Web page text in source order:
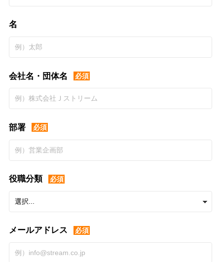
名
会社名・団体名 必須
部署 必須
役職分類 必須
メールアドレス 必須